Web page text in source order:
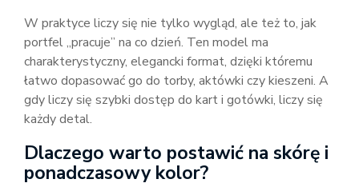
W praktyce liczy się nie tylko wygląd, ale też to, jak
portfel „pracuje” na co dzień. Ten model ma
charakterystyczny, elegancki format, dzięki któremu
łatwo dopasować go do torby, aktówki czy kieszeni. A
gdy liczy się szybki dostęp do kart i gotówki, liczy się
każdy detal.
Dlaczego warto postawić na skórę i
ponadczasowy kolor?